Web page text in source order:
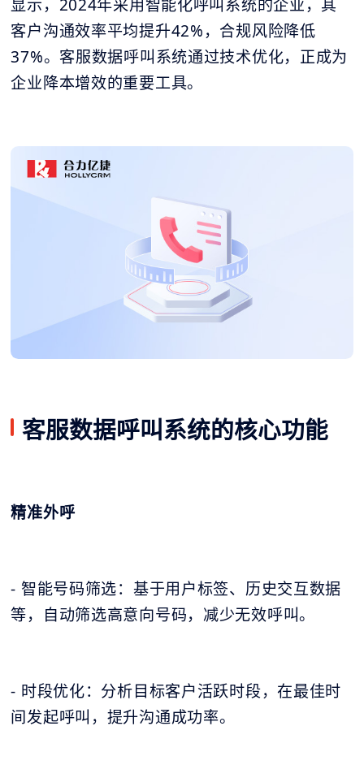
显示，2024年采用智能化呼叫系统的企业，其
客户沟通效率平均提升42%，合规风险降低
37%。客服数据呼叫系统通过技术优化，正成为
企业降本增效的重要工具。
客服数据呼叫系统的核心功能
精准外呼
- 智能号码筛选：基于用户标签、历史交互数据
等，自动筛选高意向号码，减少无效呼叫。
- 时段优化：分析目标客户活跃时段，在最佳时
间发起呼叫，提升沟通成功率。